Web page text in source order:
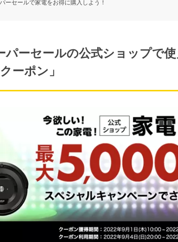
ーセールで家電をお得に購入しよう！
パーセールの公式ショップで
ーポン」